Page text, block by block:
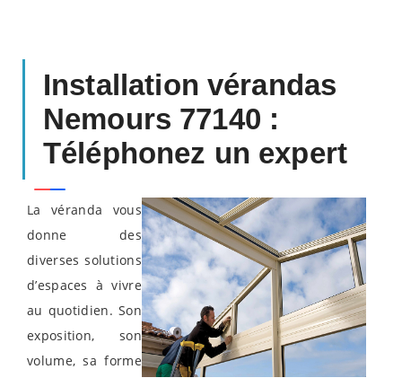
Installation vérandas
Nemours 77140 :
Téléphonez un expert
La véranda vous
donne des
diverses solutions
d’espaces à vivre
au quotidien. Son
exposition, son
volume, sa forme